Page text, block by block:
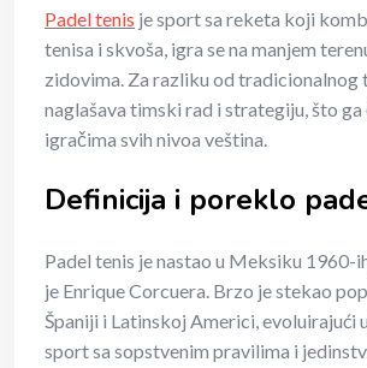
Padel tenis je sport sa reketa koji
tenisa i skvoša, igra se na manjem
zidovima. Za razliku od tradicionalnog
naglašava timski rad i strategiju, što
igračima svih nivoa veština.
Definicija i poreklo
Padel tenis je nastao u Meksiku 1960-
je Enrique Corcuera. Brzo je stekao
Španiji i Latinskoj Americi, evoluirajući
sport sa sopstvenim pravilima i